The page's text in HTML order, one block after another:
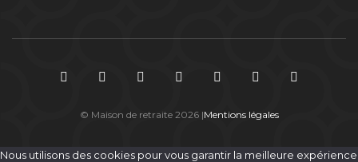
© Maison de retraite 2026 |Mentions légales
Nous utilisons des cookies pour vous garantir la meilleure expérience